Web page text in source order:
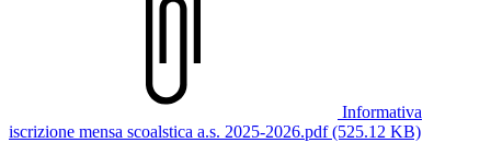
Informativa
iscrizione mensa scoalstica a.s. 2025-2026.pdf (525.12 KB)